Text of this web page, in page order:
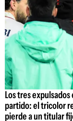
Los tres
partido: el tricolor
pierde a un titular